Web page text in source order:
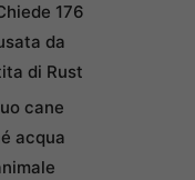
176
da
di Rust
cane
acqua